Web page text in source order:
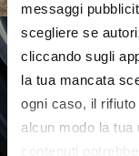
messaggi
scegliere se
cliccando sugli
la tua mancata
ogni caso, il
alcun modo la
contenuti